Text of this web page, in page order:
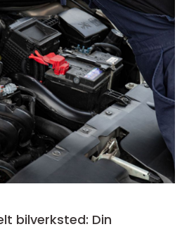
bilverksted: Din